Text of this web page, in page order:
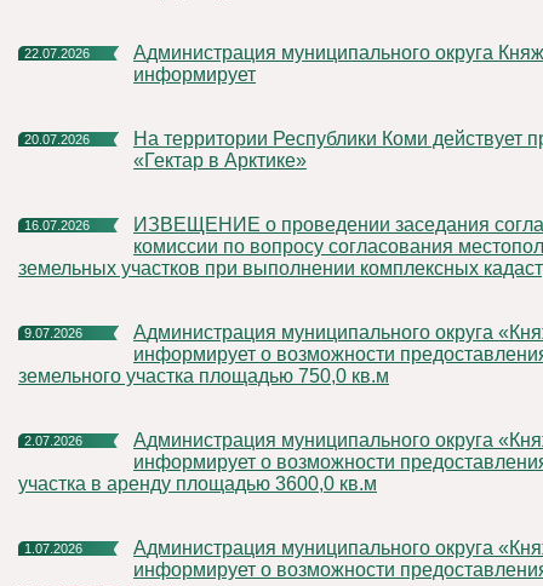
22.07.2026
Администрация муниципального округа Княжпогостский
информирует
20.07.2026
На территории Республики Коми действует программа
«Гектар в Арктике»
16.07.2026
ИЗВЕЩЕНИЕ о проведении заседания согласительной
комиссии по вопросу согласования
земельных участков при выполнении комплексных
9.07.2026
Администрация муниципального округа «Княжпогостский»
информирует о возможности
земельного участка площадью 750,0 кв.м
2.07.2026
Администрация муниципального округа «Княжпогостский»
информирует о возможности
участка в аренду площадью 3600,0 кв.м
1.07.2026
Администрация муниципального округа «Княжпогостский»
информирует о возможности